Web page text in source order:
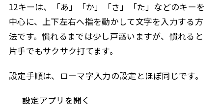
12キーは、「あ」「か」「さ」「た」などのキーを
中心に、上下左右へ指を動かして文字を入力する方
法です。慣れるまでは少し戸惑いますが、慣れると
片手でもサクサク打てます。
設定手順は、ローマ字入力の設定とほぼ同じです。
設定アプリを開く